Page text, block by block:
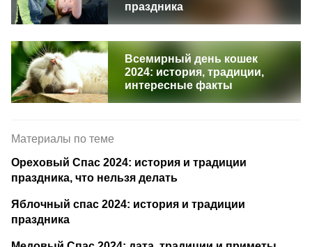
праздника
Всемирный день кошек
2024: история, традиции,
интересные факты
Материалы по теме
Ореховый Спас 2024: история и традиции
праздника, что нельзя делать
Яблочный спас 2024: история и традиции
праздника